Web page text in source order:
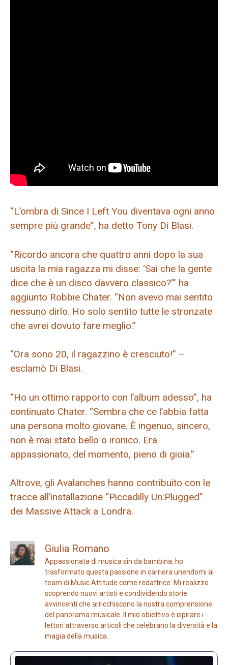
“L’ombra di Since I Left You diventava ogni anno
sempre più grande”, ha detto Tony Di Blasi.
“Ricordo ancora che quattro anni dopo la sua
uscita la mia ragazza mi disse: ‘Sai che la gente
dice che è un disco davvero classico?'” ha
aggiunto Robbie Chater. “Non avevo mai sentito
nessuno dirlo. Ho solo sentito tutte le stronzate
che avrei dovuto fare meglio.”
“Ora sono 20, il ragazzino è cresciuto!” –
esclamò Di Blasi.
“Ho un ottimo rapporto con l’album adesso”, ha
continuato Chater. “Sembra che ce l’abbia fatta
una persona molto giovane. È ingenuo, sincero,
non è mai stato bello o ironico. Era
appassionato, del momento, pieno di gioia.”
Altrove, gli Avalanches hanno contribuito con le
tracce all’installazione “Piccadilly Un:Plugged”
dei Massive Attack a Londra.
Giulia Romano
Appassionata di musica sin da bambina, ho
trasformato questa passione in carriera unendomi al
team di Music Attitude come redattrice. Mi realizzo
scoprendo nuovi artisti e condividendo storie
avvincenti che arricchiscono la nostra comprensione
del panorama musicale. Il mio obiettivo è ispirare i
lettori attraverso articoli che celebrano la diversità e la
magia della musica.